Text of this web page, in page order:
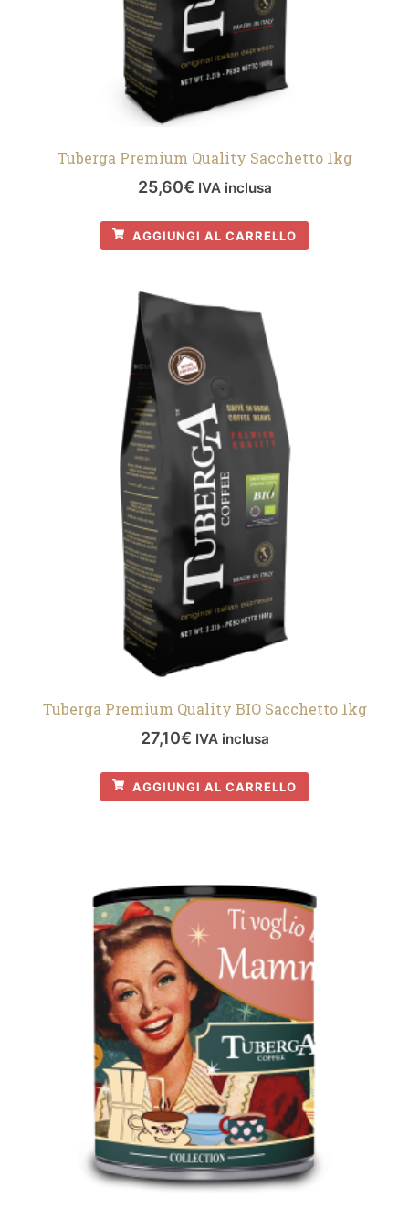
Tuberga Premium Quality Sacchetto 1kg
25,60€ IVA inclusa
AGGIUNGI AL CARRELLO
Tuberga Premium Quality BIO Sacchetto 1kg
27,10€ IVA inclusa
AGGIUNGI AL CARRELLO